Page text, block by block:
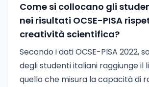
Come si collocano gli
nei risultati OCSE-PISA
creatività scientifica?
Secondo i dati OCSE-PISA 2022,
degli studenti italiani raggiunge il
quello che misura la capacità di